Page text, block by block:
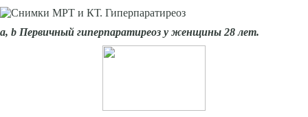
а, b Первичный гиперпаратиреоз у женщины 28 лет.